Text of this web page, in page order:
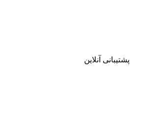
پشتیبانی آنلاین